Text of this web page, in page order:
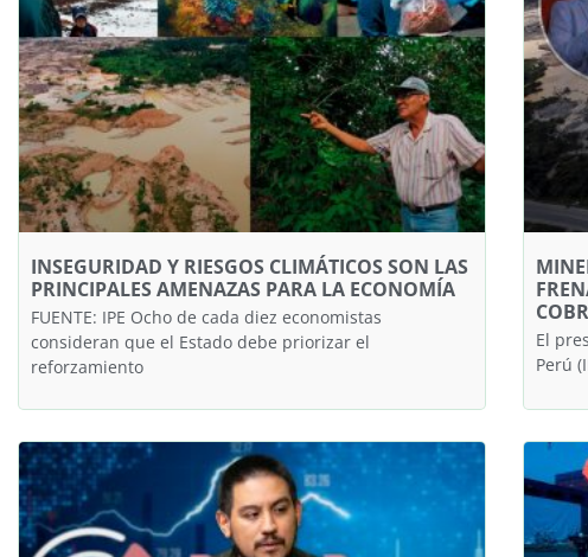
INSEGURIDAD Y RIESGOS CLIMÁTICOS SON LAS
PRINCIPALES AMENAZAS PARA LA ECONOMÍA
FUENTE: IPE Ocho de cada diez economistas
consideran que el Estado debe priorizar el
reforzamiento
​El
Perú